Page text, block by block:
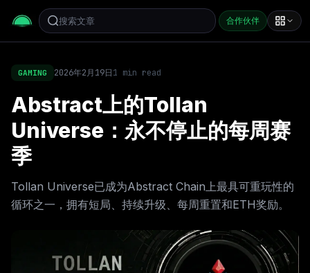
合作伙伴
GAMING 2026年2月19日1 min read
Abstract上的Tollan
Universe：永不停止的每周赛
季
Tollan Universe已成为Abstract Chain上最具可重玩性的
循环之一，拥有短局、持续升级、每周重置和ETH奖励。